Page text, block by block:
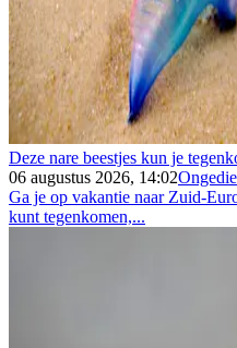
Deze nare beestjes kun je
06 augustus 2026, 14:02
Ga je op vakantie naar Zuid-
kunt tegenkomen,...